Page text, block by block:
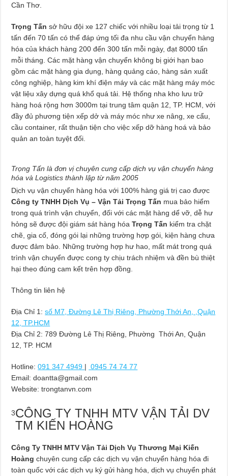
Cần Thơ.
Trọng Tấn sở hữu đội xe 127 chiếc với nhiều loại tải trọng từ 1
tấn đến 70 tấn có thể đáp ứng tối đa nhu cầu vận chuyển hàng
hóa của khách hàng 200 đến 300 tấn mỗi ngày, đạt 8000 tấn
mỗi tháng. Các mặt hàng vận chuyển không bị giới hạn bao
gồm các mặt hàng gia dụng, hàng quảng cáo, hàng sản xuất
công nghiệp, hàng kim khí điện máy và các mặt hàng máy móc
vật liệu xây dựng quá khổ quá tải. Hệ thống nha kho lưu trữ
hàng hoá rộng hơn 3000m tại trung tâm quận 12, TP. HCM, với
đầy đủ phương tiện xếp dở và máy móc như xe nâng, xe cẩu,
cầu container, rất thuận tiện cho việc xếp dỡ hàng hoá và bảo
quản an toàn tuyệt đối.
Trọng Tấn là đơn vị chuyên cung cấp dịch vụ vận chuyển hàng
hóa và Logistics thành lập từ năm 2005
Dịch vụ vận chuyển hàng hóa với 100% hàng giá trị cao được
Công ty TNHH Dịch Vụ – Vận Tải Trọng Tấn mua bảo hiểm
trong quá trình vận chuyển, đối với các mặt hàng dể vỡ, dễ hư
hỏng sẽ được đội giám sát hàng hóaTrọng Tấn kiểm tra chặt
chẽ, gia cố, đóng gói lại những trường hợp gói, kiện hàng chưa
được đảm bảo. Những trường hợp hư hao, mất mát trong quá
trình vận chuyển được cong ty chịu trách nhiệm và đền bù thiệt
hại theo đúng cam kết trên hợp đồng.
Thông tin liên hệ
Địa Chỉ 1:số M7, Đường Lê Thị Riêng, Phường Thới An, ,Quận
12, TP.HCM
Địa Chỉ 2: 789 Đường Lê Thị Riêng, Phường Thới An, Quận
12, TP. HCM
Hotline: 091 347 4949 | 0945 74 74 77
Email: doantta@gmail.com
Website: trongtanvn.com
3CÔNG TY TNHH MTV VẬN TẢI DV
TM KIẾN HOÀNG
Công Ty TNHH MTV Vận Tải Dịch Vụ Thương Mại Kiến
Hoàng chuyên cung cấp các dịch vụ vận chuyển hàng hóa đi
toàn quốc với các dịch vụ ký gửi hàng hóa, dịch vụ chuyển phát